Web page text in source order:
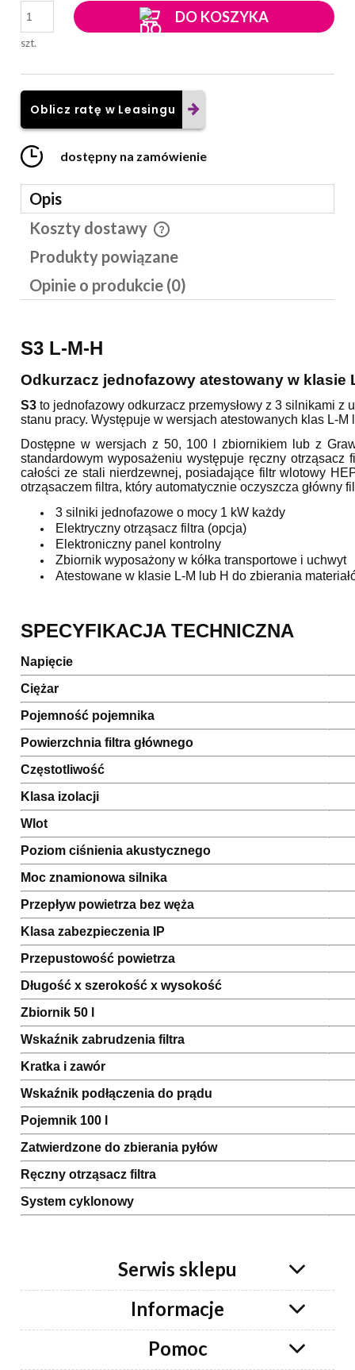
szt.
DO KOSZYKA
Oblicz ratę w Leasingu
dostępny na zamówienie
Opis
Koszty dostawy
Cena nie zawiera ewentualnych kosztów płatności
Produkty powiązane
Opinie o produkcie (0)
S3 L-M-H
Odkurzacz jednofazowy atestowany w klasie
S3 to jednofazowy odkurzacz przemysłowy z 3 silnikami z
stanu pracy. Występuje w wersjach atestowanych klas L-
Dostępne w wersjach z 50, 100 l zbiornikiem lub z
standardowym wyposażeniu występuje ręczny
całości ze stali nierdzewnej, posiadające filtr wlotowy
otrząsaczem filtra, który automatycznie oczyszcza
3 silniki jednofazowe o mocy 1 kW każdy
Elektryczny otrząsacz filtra (opcja)
Elektroniczny panel kontrolny
Zbiornik wyposażony w kółka transportowe i uchwyt
Atestowane w klasie L-M lub H do zbierania
SPECYFIKACJA TECHNICZNA
Napięcie
Ciężar
Pojemność pojemnika
Powierzchnia filtra głównego
Częstotliwość
Klasa izolacji
Wlot
Poziom ciśnienia akustycznego
Moc znamionowa silnika
Przepływ powietrza bez węża
Klasa zabezpieczenia IP
Przepustowość powietrza
Długość x szerokość x wysokość
Zbiornik 50 l
Wskaźnik zabrudzenia filtra
Kratka i zawór
Wskaźnik podłączenia do prądu
Pojemnik 100 l
Zatwierdzone do zbierania pyłów
Ręczny otrząsacz filtra
System cyklonowy
Serwis sklepu
Informacje
Pomoc